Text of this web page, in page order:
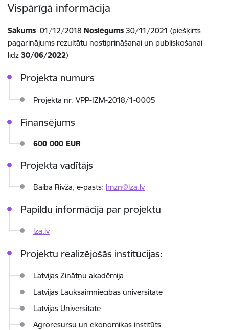
Vispārīgā informācija
Sākums 01/12/2018 Noslēgums 30/11/2021 (piešķirts
pagarinājums rezultātu nostiprināšanai un publiskošanai
līdz 30/06/2022)
Projekta numurs
Projekta nr. VPP-IZM-2018/1-0005
Finansējums
600 000 EUR
Projekta vadītājs
Baiba Rivža, e-pasts: lmzn@lza.lv
Papildu informācija par projektu
lza.lv
Projektu realizējošās institūcijas:
Latvijas Zinātņu akadēmija
Latvijas Lauksaimniecības universitāte
Latvijas Universitāte
Agroresursu un ekonomikas institūts